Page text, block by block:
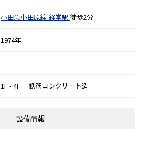
小田急小田原線 経堂駅 徒歩2分
1974年
1F - 4F 鉄筋コンクリート造
設備情報
-